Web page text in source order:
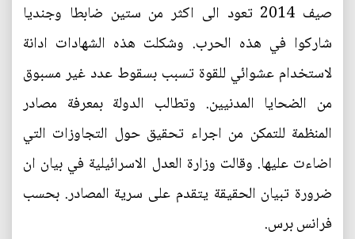
صيف 2014 تعود الى اكثر من ستين ضابطا وجنديا
شاركوا في هذه الحرب. وشكلت هذه الشهادات ادانة
لاستخدام عشوائي للقوة تسبب بسقوط عدد غير مسبوق
من الضحايا المدنيين. وتطالب الدولة بمعرفة مصادر
المنظمة للتمكن من اجراء تحقيق حول التجاوزات التي
اضاءت عليها. وقالت وزارة العدل الاسرائيلية في بيان ان
ضرورة تبيان الحقيقة يتقدم على سرية المصادر. بحسب
فرانس برس.